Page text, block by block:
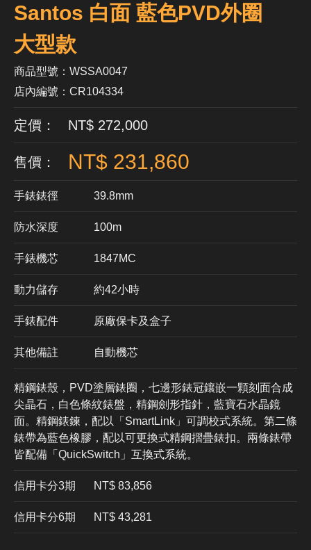
Santos 白面 藍色PVD外圈
大型款
商品型號：WSSA0047
店內編號：CR104334
定價： NT$ 272,000
售價： NT$ 231,860
手錶錶徑 39.8mm
防水深度 100m
手錶機芯 ​1847MC
動力儲存 約42小時
手錶配件 原廠保卡及盒子
其他備註 自動機芯
精鋼錶殼，PVD塗層錶圈，七邊形錶冠鑲嵌一顆刻面合成
尖晶石，白色條紋錶盤，精鋼劍形指針，藍寶石水晶鏡
面。精鋼錶鍊，配以「SmartLink」可調校式系統。第二條
錶帶為藍色橡膠，配以可更換式精鋼摺疊錶扣。兩條錶帶
皆配備「QuickSwitch」互換式系統。
信用卡分3期 ​NT$ 83,856
信用卡分6期 NT$ 43,281